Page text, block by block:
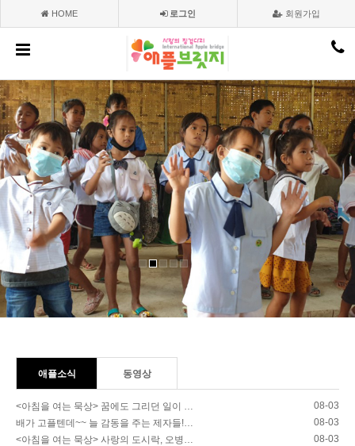
회원가입
로그인
HOME
애플소식 동영상
<아침을 여는 묵상> 꿈에도 그리던 일이 …
08-03
배가 고플텐데~~ 늘 감동을 주는 제자들!…
08-03
<아침을 여는 묵상> 사랑의 도시락, 오병…
08-03